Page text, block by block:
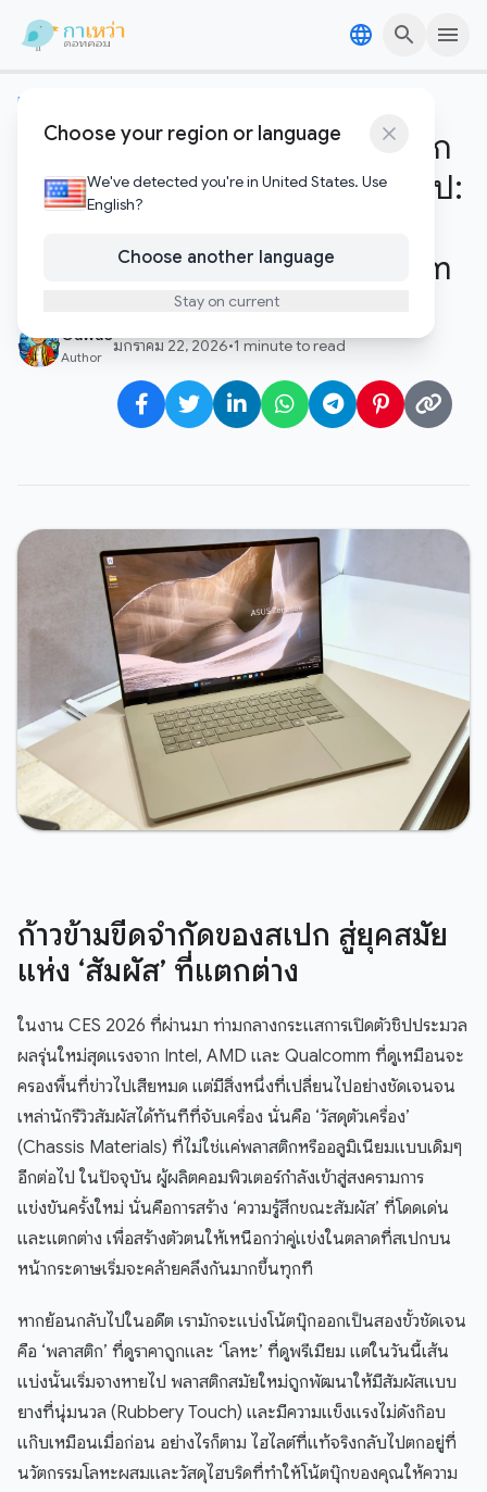
Choose your region or language
We've detected you're in United States. Use
English?
Choose another language
Stay on current
เทคโนโลยีอัพเดต
มากกว่าแค่สเปก! ทำไมวัสดุโน้ตบุ๊ก
รุ่นใหม่ถึงให้ความรู้สึกที่ต่างออกไป:
Magnesium และ Ceraluminum
Gawao
Author
มกราคม 22, 2026•1 minute to read
ก้าวข้ามขีดจำกัดของสเปก สู่ยุคสมัย
แห่ง ‘สัมผัส’ ที่แตกต่าง
ในงาน CES 2026 ที่ผ่านมา ท่ามกลางกระแสการเปิดตัวชิปประมวล
ผลรุ่นใหม่สุดแรงจาก Intel, AMD และ Qualcomm ที่ดูเหมือนจะ
ครองพื้นที่ข่าวไปเสียหมด แต่มีสิ่งหนึ่งที่เปลี่ยนไปอย่างชัดเจนจน
เหล่านักรีวิวสัมผัสได้ทันทีที่จับเครื่อง นั่นคือ ‘วัสดุตัวเครื่อง’
(Chassis Materials) ที่ไม่ใช่แค่พลาสติกหรืออลูมิเนียมแบบเดิมๆ
อีกต่อไป ในปัจจุบัน ผู้ผลิตคอมพิวเตอร์กำลังเข้าสู่สงครามการ
แข่งขันครั้งใหม่ นั่นคือการสร้าง ‘ความรู้สึกขณะสัมผัส’ ที่โดดเด่น
และแตกต่าง เพื่อสร้างตัวตนให้เหนือกว่าคู่แข่งในตลาดที่สเปกบน
หน้ากระดาษเริ่มจะคล้ายคลึงกันมากขึ้นทุกที
หากย้อนกลับไปในอดีต เรามักจะแบ่งโน้ตบุ๊กออกเป็นสองขั้วชัดเจน
คือ ‘พลาสติก’ ที่ดูราคาถูกและ ‘โลหะ’ ที่ดูพรีเมียม แต่ในวันนี้เส้น
แบ่งนั้นเริ่มจางหายไป พลาสติกสมัยใหม่ถูกพัฒนาให้มีสัมผัสแบบ
ยางที่นุ่มนวล (Rubbery Touch) และมีความแข็งแรงไม่ดังก๊อบ
แก๊บเหมือนเมื่อก่อน อย่างไรก็ตาม ไฮไลต์ที่แท้จริงกลับไปตกอยู่ที่
นวัตกรรมโลหะผสมและวัสดุไฮบริดที่ทำให้โน้ตบุ๊กของคุณให้ความ